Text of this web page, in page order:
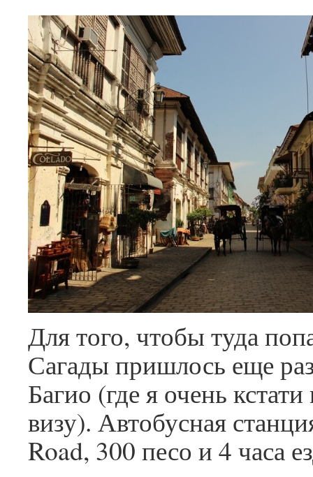
Для того, чтобы туда
Сагады пришлось еще
Багио (где я очень
визу). Автобусная
Road, 300 песо и 4 часа